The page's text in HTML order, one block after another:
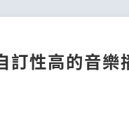
性高的音樂